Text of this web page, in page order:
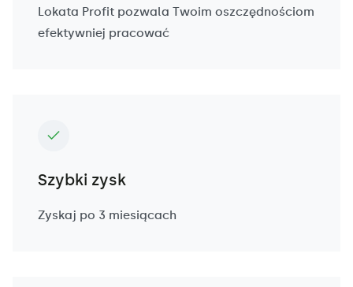
Lokata Profit pozwala Twoim oszczędnościom
efektywniej pracować
Szybki zysk
Zyskaj po 3 miesiącach